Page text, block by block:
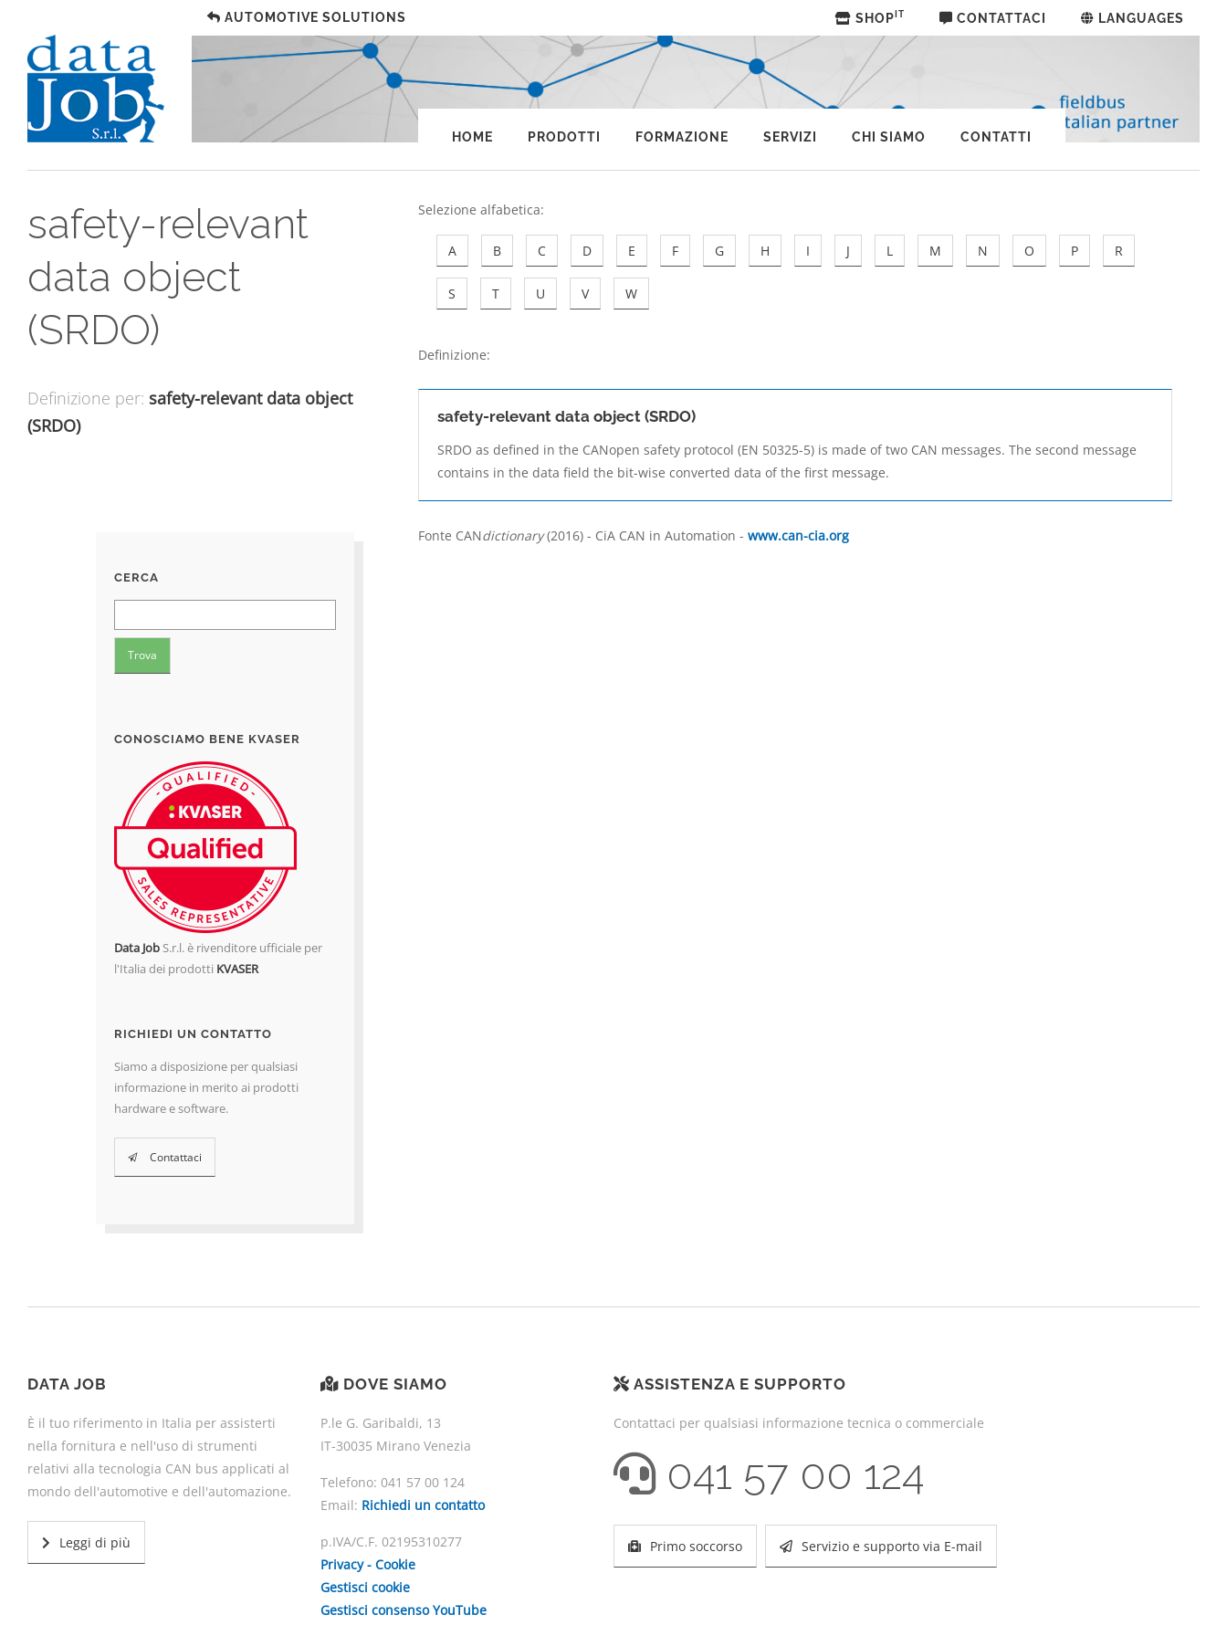
AUTOMOTIVE SOLUTIONS SHOP IT CONTATTACI LANGUAGES
HOME PRODOTTI FORMAZIONE SERVIZI CHI SIAMO CONTATTI
safety-relevant
data object
(SRDO)
Definizione per: safety-relevant data object
(SRDO)
Selezione alfabetica:
A B C D E F G H I J L M N O P R
S T U V W
Definizione:
safety-relevant data object (SRDO)
SRDO as defined in the CANopen safety protocol (EN 50325-5) is made of two CAN messages. The second message
contains in the data field the bit-wise converted data of the first message.
Fonte CANdictionary(2016) - CiA CAN in Automation - www.can-cia.org
CERCA
CONOSCIAMO BENE KVASER
Data JobS.r.l. è rivenditore ufficiale per
l'Italia dei prodotti KVASER
RICHIEDI UN CONTATTO
Siamo a disposizione per qualsiasi
informazione in merito ai prodotti
hardware e software.
Contattaci
DATA JOB
È il tuo riferimento in Italia per assisterti
nella fornitura e nell'uso di strumenti
relativi alla tecnologia CAN bus applicati al
mondo dell'automotive e dell'automazione.
Leggi di più
DOVE SIAMO
P.le G. Garibaldi, 13
IT-30035 Mirano Venezia
Telefono: 041 57 00 124
Email: Richiedi un contatto
p.IVA/C.F. 02195310277
Privacy - Cookie
Gestisci cookie
Gestisci consenso YouTube
ASSISTENZA E SUPPORTO
Contattaci per qualsiasi informazione tecnica o commerciale
041 57 00 124
Primo soccorso Servizio e supporto via E-mail